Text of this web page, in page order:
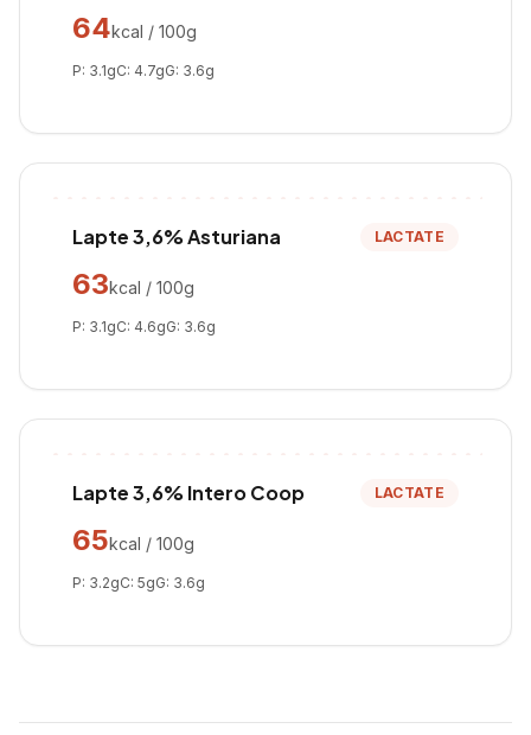
64kcal / 100g
P: 3.1gC: 4.7gG: 3.6g
Lapte 3,6% Asturiana LACTATE
63kcal / 100g
P: 3.1gC: 4.6gG: 3.6g
Lapte 3,6% Intero Coop LACTATE
65kcal / 100g
P: 3.2gC: 5gG: 3.6g